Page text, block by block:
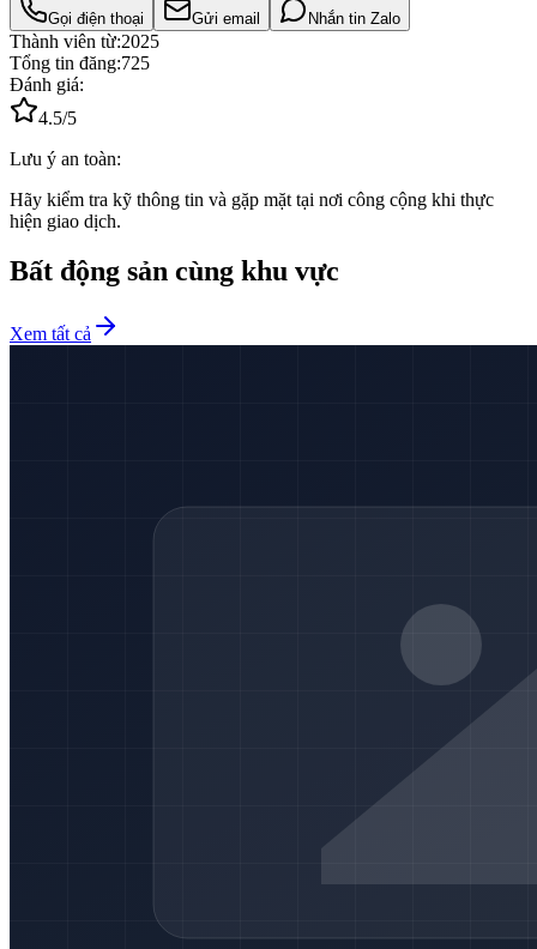
Gọi điện thoại Gửi email Nhắn tin Zalo
Thành viên từ:2025
Tổng tin đăng:725
Đánh giá:
4.5/5
Lưu ý an toàn:
Hãy kiểm tra kỹ thông tin và gặp mặt tại nơi công cộng khi thực
hiện giao dịch.
Bất động sản cùng khu vực
Xem tất cả